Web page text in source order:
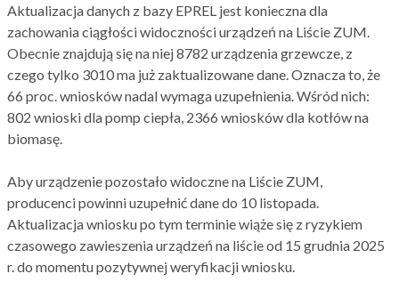
Aktualizacja danych z bazy EPREL jest konieczna dla
zachowania ciągłości widoczności urządzeń na Liście ZUM.
Obecnie znajdują się na niej 8782 urządzenia grzewcze, z
czego tylko 3010 ma już zaktualizowane dane. Oznacza to, że
66 proc. wniosków nadal wymaga uzupełnienia. Wśród nich:
802 wnioski dla pomp ciepła, 2366 wniosków dla kotłów na
biomasę.
Aby urządzenie pozostało widoczne na Liście ZUM,
producenci powinni uzupełnić dane do 10 listopada.
Aktualizacja wniosku po tym terminie wiąże się z ryzykiem
czasowego zawieszenia urządzeń na liście od 15 grudnia 2025
r. do momentu pozytywnej weryfikacji wniosku.